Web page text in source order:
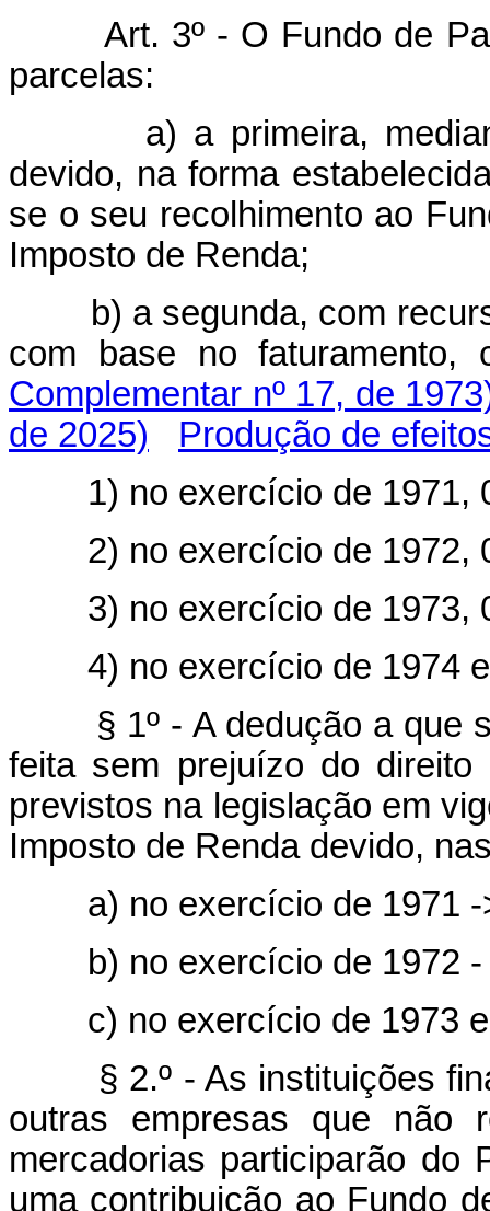
Art. 3º - O Fundo de
parcelas:
a) a primeira, mediante
devido, na forma
se o seu recolhimento ao
Imposto de Renda;
b) a segunda, com
com base no
Complementar nº 17, de
de 2025)
Produção de
1) no exercício de 1971,
2) no exercício de 1972,
3) no exercício de 1973,
4) no exercício de 1974 e
§ 1º - A dedução a que
feita sem prejuízo do
previstos na legislação em
Imposto de Renda devido,
a) no exercício de 1971 -
b) no exercício de 1972 -
c) no exercício de 1973 e
§ 2.º - As instituições
outras empresas que não
mercadorias participarão do
uma contribuição ao Fundo